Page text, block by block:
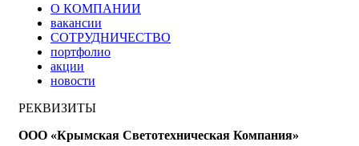
О КОМПАНИИ
вакансии
СОТРУДНИЧЕСТВО
портфолио
акции
новости
РЕКВИЗИТЫ
ООО «Крымская Светотехническая Компания»